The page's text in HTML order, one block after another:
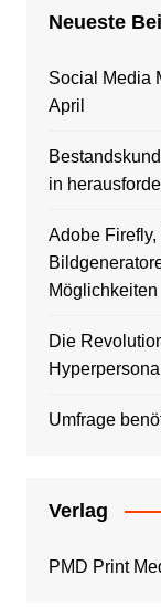
Neueste
Social Media
April
in
Adobe
Möglichkeiten
Die
Umfrage
Verlag
PMD Print